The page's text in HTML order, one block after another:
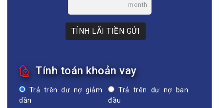
month
TÍNH LÃI TIỀN GỬI
Tính toán khoản vay
Trả trên dư nợ giảm
dần
Trả trên dư nợ ban
đầu